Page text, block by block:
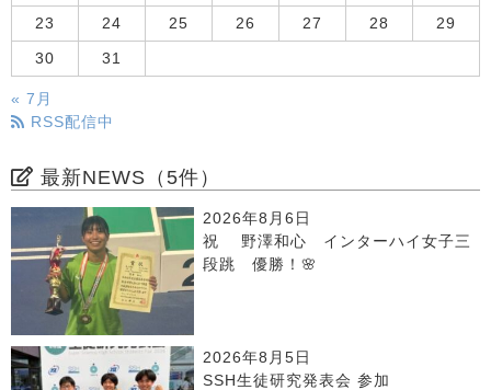
23 24 25 26 27 28 29
30 31
« 7月
RSS配信中
最新NEWS（5件）
2026年8月6日
祝 野澤和心 インターハイ女子三
段跳 優勝！🌸
2026年8月5日
SSH生徒研究発表会 参加